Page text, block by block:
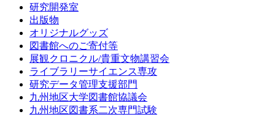
研究開発室
出版物
オリジナルグッズ
図書館へのご寄付等
展観クロニクル/貴重文物講習会
ライブラリーサイエンス専攻
研究データ管理支援部門
九州地区大学図書館協議会
九州地区図書系二次専門試験